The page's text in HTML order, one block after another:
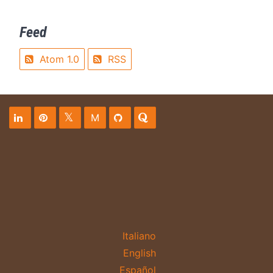
Feed
Atom 1.0 RSS
M
Italiano
English
Español